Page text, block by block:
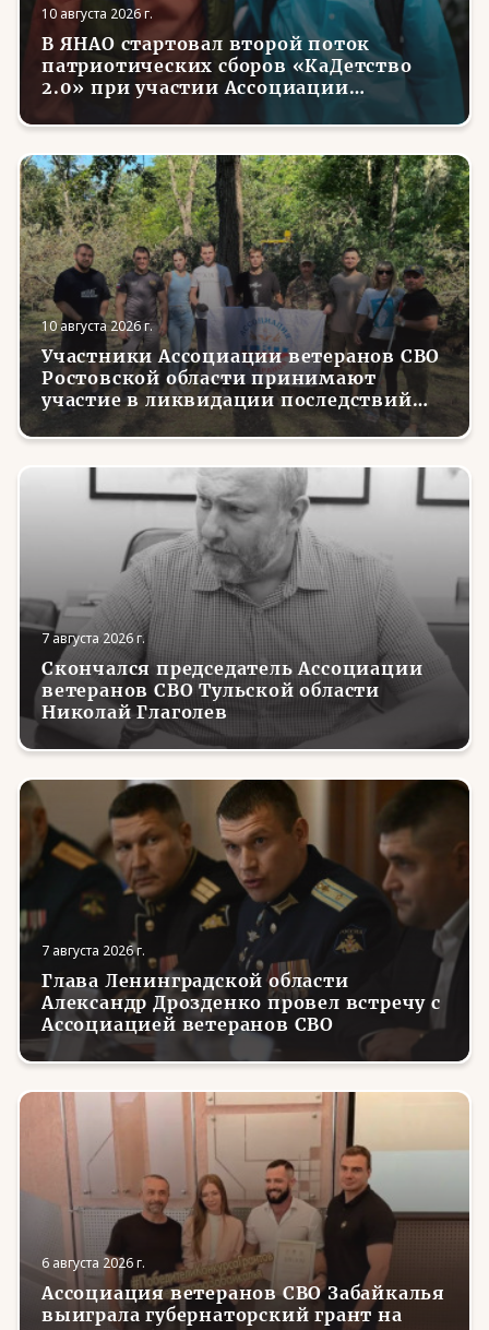
10 августа 2026 г.
В ЯНАО стартовал второй поток
патриотических сборов «КаДетство
2.0» при участии Ассоциации
10 августа 2026 г.
Участники Ассоциации ветеранов СВО
Ростовской области принимают
участие в ликвидации последствий
сильнейшего урагана
7 августа 2026 г.
Скончался председатель Ассоциации
ветеранов СВО Тульской области
Николай Глаголев
7 августа 2026 г.
Глава Ленинградской области
Александр Дрозденко провел встречу с
Ассоциацией ветеранов СВО
6 августа 2026 г.
Ассоциация ветеранов СВО Забайкалья
выиграла губернаторский грант на